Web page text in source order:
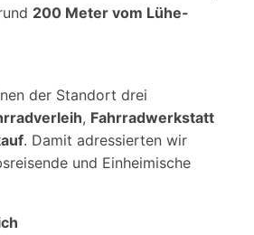
200 Meter vom Lühe-
der Standort drei
, Fahrradwerkstatt
. Damit adressierten wir
und Einheimische